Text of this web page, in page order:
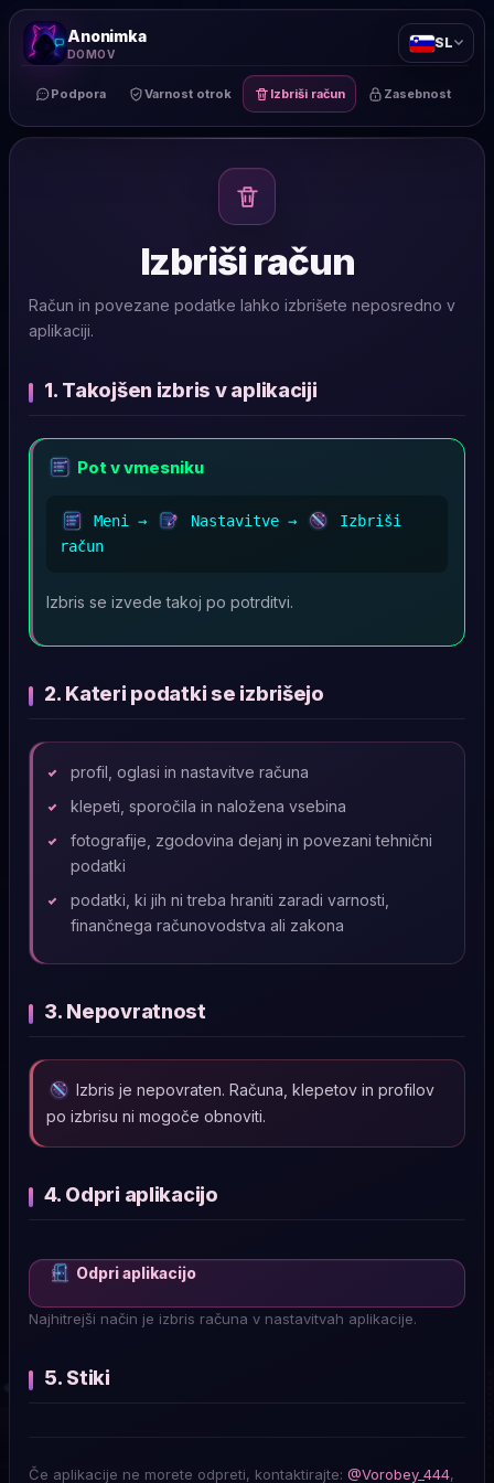
Anonimka
DOMOV
Podpora Varnost otrok Izbriši račun Zasebnost
Izbriši račun
Račun in povezane podatke lahko izbrišete neposredno v
aplikaciji.
1. Takojšen izbris v aplikaciji
Pot v vmesniku
Meni → Nastavitve →
Izbriši
račun
Izbris se izvede takoj po potrditvi.
2. Kateri podatki se izbrišejo
profil, oglasi in nastavitve računa
klepeti, sporočila in naložena vsebina
fotografije, zgodovina dejanj in povezani tehnični
podatki
podatki, ki jih ni treba hraniti zaradi varnosti,
finančnega računovodstva ali zakona
3. Nepovratnost
Izbris je nepovraten. Računa, klepetov in profilov
po izbrisu ni mogoče obnoviti.
4. Odpri aplikacijo
Odpri aplikacijo
Najhitrejši način je izbris računa v nastavitvah aplikacije.
5. Stiki
Če aplikacije ne morete odpreti, kontaktirajte: @Vorobey_444,
SL